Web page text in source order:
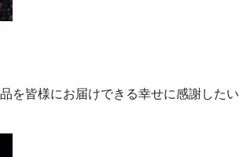
を皆様にお届けできる幸せに感謝したい